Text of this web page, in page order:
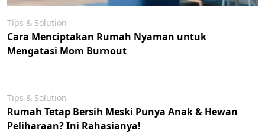
Tips & Solution
Cara Menciptakan Rumah Nyaman untuk
Mengatasi Mom Burnout
Tips & Solution
Rumah Tetap Bersih Meski Punya Anak & Hewan
Peliharaan? Ini Rahasianya!